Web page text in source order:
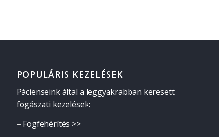
POPULÁRIS KEZELÉSEK
Pácienseink által a leggyakrabban keresett
fogászati kezelések:
– Fogfehérítés >>